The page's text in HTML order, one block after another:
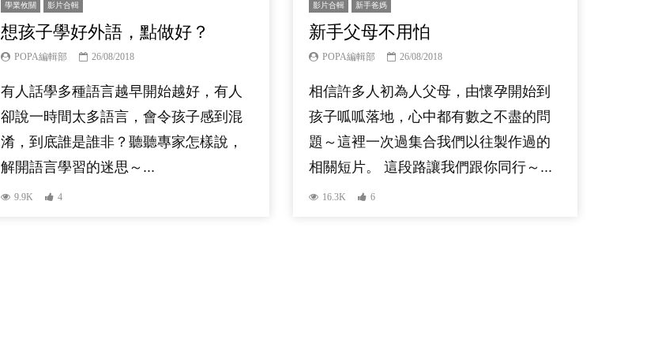
學業攸關 影片合輯
想孩子學好外語，點做好？
POPA編輯部 26/08/2018
有人話學多種語言越早開始越好，有人
卻說一時間太多語言，會令孩子感到混
淆，到底誰是誰非？聽聽專家怎樣說，
解開語言學習的迷思～...
9.9K 4
影片合輯 新手爸媽
新手父母不用怕
POPA編輯部 26/08/2018
相信許多人初為人父母，由懷孕開始到
孩子呱呱落地，心中都有數之不盡的問
題～這裡一次過集合我們以往製作過的
相關短片。 這段路讓我們跟你同行～...
16.3K 6